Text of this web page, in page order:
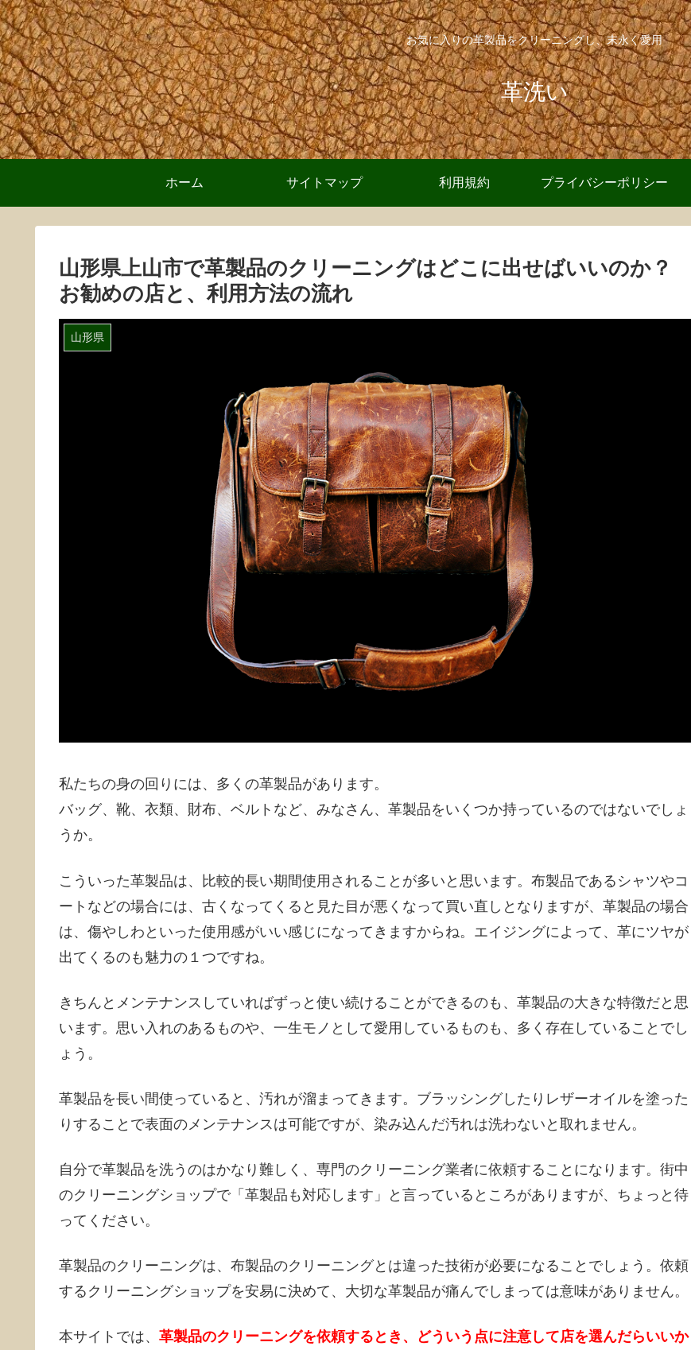
お気に入りの革製品をクリーニングし、末永く愛用
革洗い
ホーム サイトマップ 利用規約 プライバシーポリシー
山形県上山市で革製品のクリーニングはどこに出せばいいのか？
お勧めの店と、利用方法の流れ
山形県
私たちの身の回りには、多くの革製品があります。
バッグ、靴、衣類、財布、ベルトなど、みなさん、革製品をいくつか持っているのではないでしょ
うか。
こういった革製品は、比較的長い期間使用されることが多いと思います。布製品であるシャツやコ
ートなどの場合には、古くなってくると見た目が悪くなって買い直しとなりますが、革製品の場合
は、傷やしわといった使用感がいい感じになってきますからね。エイジングによって、革にツヤが
出てくるのも魅力の１つですね。
きちんとメンテナンスしていればずっと使い続けることができるのも、革製品の大きな特徴だと思
います。思い入れのあるものや、一生モノとして愛用しているものも、多く存在していることでし
ょう。
革製品を長い間使っていると、汚れが溜まってきます。ブラッシングしたりレザーオイルを塗った
りすることで表面のメンテナンスは可能ですが、染み込んだ汚れは洗わないと取れません。
自分で革製品を洗うのはかなり難しく、専門のクリーニング業者に依頼することになります。街中
のクリーニングショップで「革製品も対応します」と言っているところがありますが、ちょっと待
ってください。
革製品のクリーニングは、布製品のクリーニングとは違った技術が必要になることでしょう。依頼
するクリーニングショップを安易に決めて、大切な革製品が痛んでしまっては意味がありません。
本サイトでは、 革製品のクリーニングを依頼するとき、どういう点に注意して店を選んだらいいか